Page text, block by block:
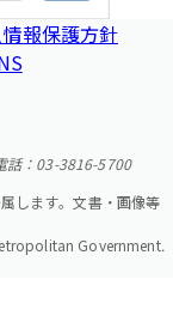
報保護方針
話：03-3816-5700
します。文書・画像等
Government.